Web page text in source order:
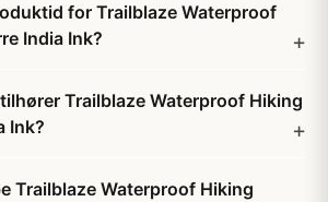
for Trailblaze Waterproof
India Ink?
Trailblaze Waterproof Hiking
Ink?
Trailblaze Waterproof Hiking